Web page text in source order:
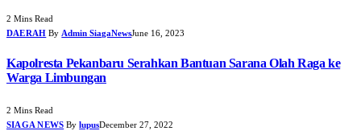
2 Mins Read
DAERAH By Admin SiagaNewsJune 16, 2023
Kapolresta Pekanbaru Serahkan Bantuan Sarana Olah Raga ke
Warga Limbungan
2 Mins Read
SIAGA NEWS By lupusDecember 27, 2022